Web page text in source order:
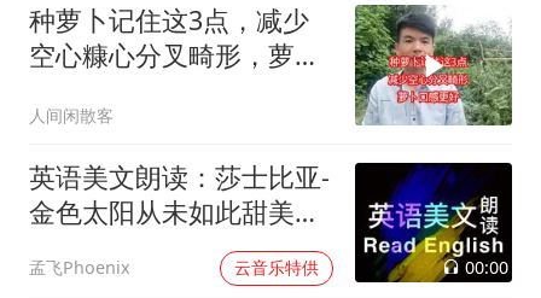
种萝卜记住这3点，减少
空心糠心分叉畸形，萝卜
人间闲散客
英语美文朗读：莎士比亚-
金色太阳从未如此甜美吻
孟飞Phoenix 云音乐特供 00:00